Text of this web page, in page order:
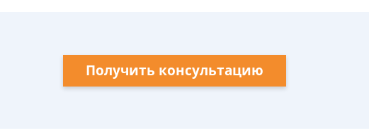
Получить консультацию